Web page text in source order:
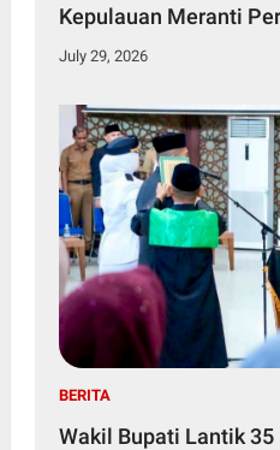
Kepulauan Meranti
July 29, 2026
BERITA
Wakil Bupati Lantik